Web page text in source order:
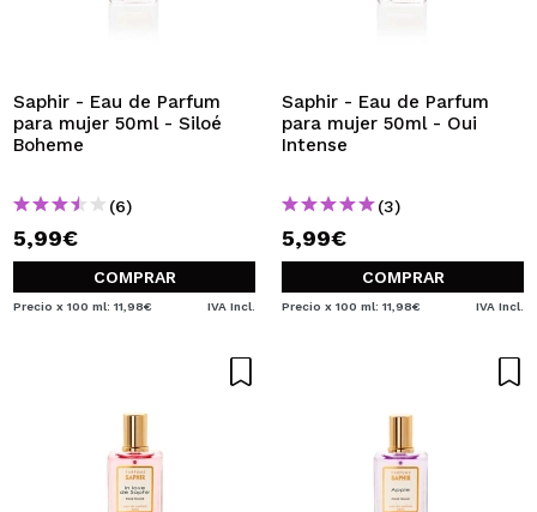
Saphir - Eau de Parfum
para mujer 50ml - Siloé
Boheme
(6)
5,99€
COMPRAR
Precio x 100 ml: 11,98€ IVA Incl.
Saphir - Eau de Parfum
para mujer 50ml - Oui
Intense
(3)
5,99€
COMPRAR
Precio x 100 ml: 11,98€ IVA Incl.